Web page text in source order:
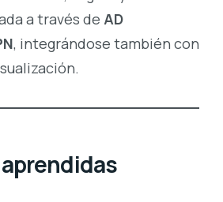
a través de AD
, integrándose también con